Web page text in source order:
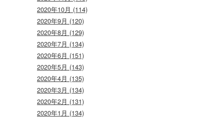
2020年10月 (114)
2020年9月 (120)
2020年8月 (129)
2020年7月 (134)
2020年6月 (151)
2020年5月 (143)
2020年4月 (135)
2020年3月 (134)
2020年2月 (131)
2020年1月 (134)